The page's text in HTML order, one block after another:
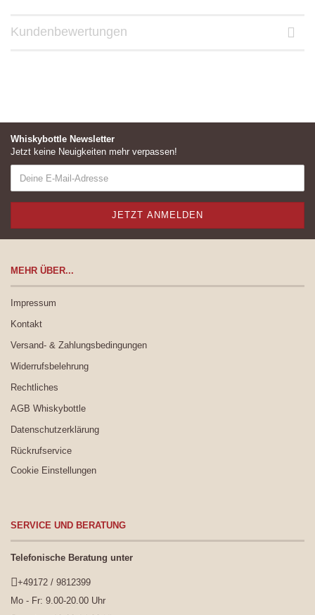
Kundenbewertungen
Whiskybottle Newsletter
Jetzt keine Neuigkeiten mehr verpassen!
MEHR ÜBER...
Impressum
Kontakt
Versand- & Zahlungsbedingungen
Widerrufsbelehrung
Rechtliches
AGB Whiskybottle
Datenschutzerklärung
Rückrufservice
Cookie Einstellungen
SERVICE UND BERATUNG
Telefonische Beratung unter
+49172 / 9812399
Mo - Fr: 9.00-20.00 Uhr